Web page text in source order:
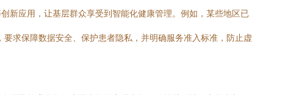
新应用，让基层群众享受到智能化健康管理。例如，某些地区已
求保障数据安全、保护患者隐私，并明确服务准入标准，防止虚